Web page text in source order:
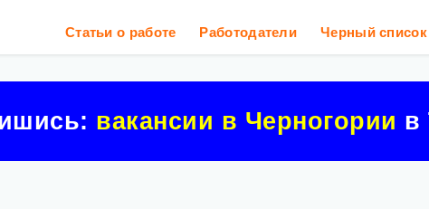
Статьи о работе Работодатели Черный список
вакансии в Черногории в